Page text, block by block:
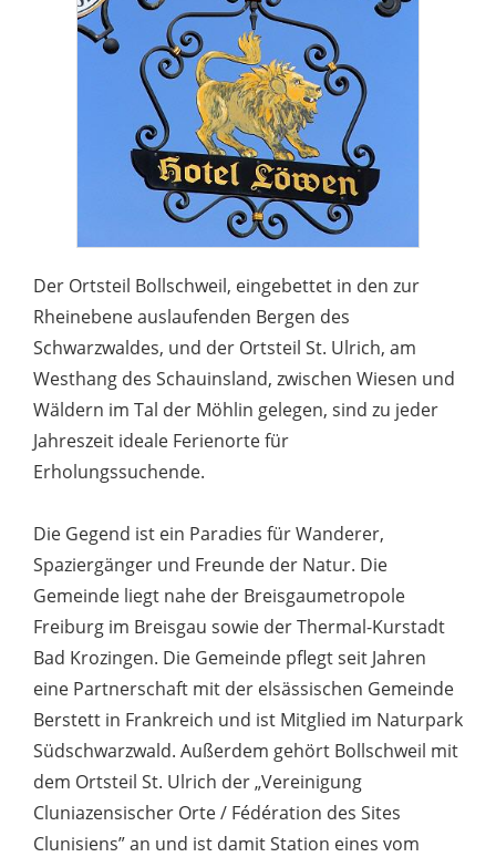
Der Ortsteil Bollschweil, eingebettet in den zur
Rheinebene auslaufenden Bergen des
Schwarzwaldes, und der Ortsteil St. Ulrich, am
Westhang des Schauinsland, zwischen Wiesen und
Wäldern im Tal der Möhlin gelegen, sind zu jeder
Jahreszeit ideale Ferienorte für
Erholungssuchende.
Die Gegend ist ein Paradies für Wanderer,
Spaziergänger und Freunde der Natur. Die
Gemeinde liegt nahe der Breisgaumetropole
Freiburg im Breisgau sowie der Thermal-Kurstadt
Bad Krozingen. Die Gemeinde pflegt seit Jahren
eine Partnerschaft mit der elsässischen Gemeinde
Berstett in Frankreich und ist Mitglied im Naturpark
Südschwarzwald. Außerdem gehört Bollschweil mit
dem Ortsteil St. Ulrich der „Vereinigung
Cluniazensischer Orte / Fédération des Sites
Clunisiens” an und ist damit Station eines vom